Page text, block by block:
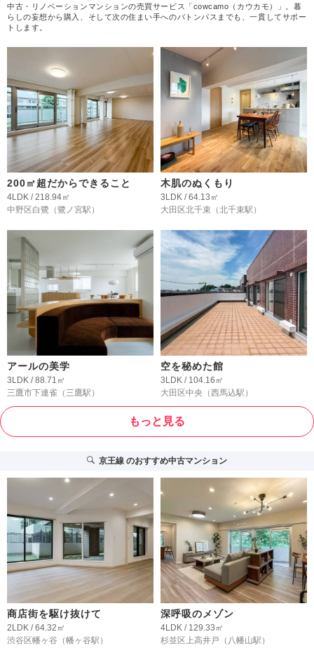
中古・リノベーションマンションの売買サービス「cowcamo（カウカモ）」。暮
らしの妄想から購入、そして次の住まい手へのバトンパスまでも、一貫してサポー
トします。
200㎡超だからできること
4LDK / 218.94㎡
中野区白鷺 （鷺ノ宮駅）
木肌のぬくもり
3LDK / 64.13㎡
大田区北千束 （北千束駅）
アールの美学
3LDK / 88.71㎡
三鷹市下連雀 （三鷹駅）
空を秘めた館
3LDK / 104.16㎡
大田区中央 （西馬込駅）
もっと見る
京王線のおすすめ中古マンション
商店街を駆け抜けて
2LDK / 64.32㎡
渋谷区幡ヶ谷 （幡ヶ谷駅）
深呼吸のメゾン
4LDK / 129.33㎡
杉並区上高井戸 （八幡山駅）